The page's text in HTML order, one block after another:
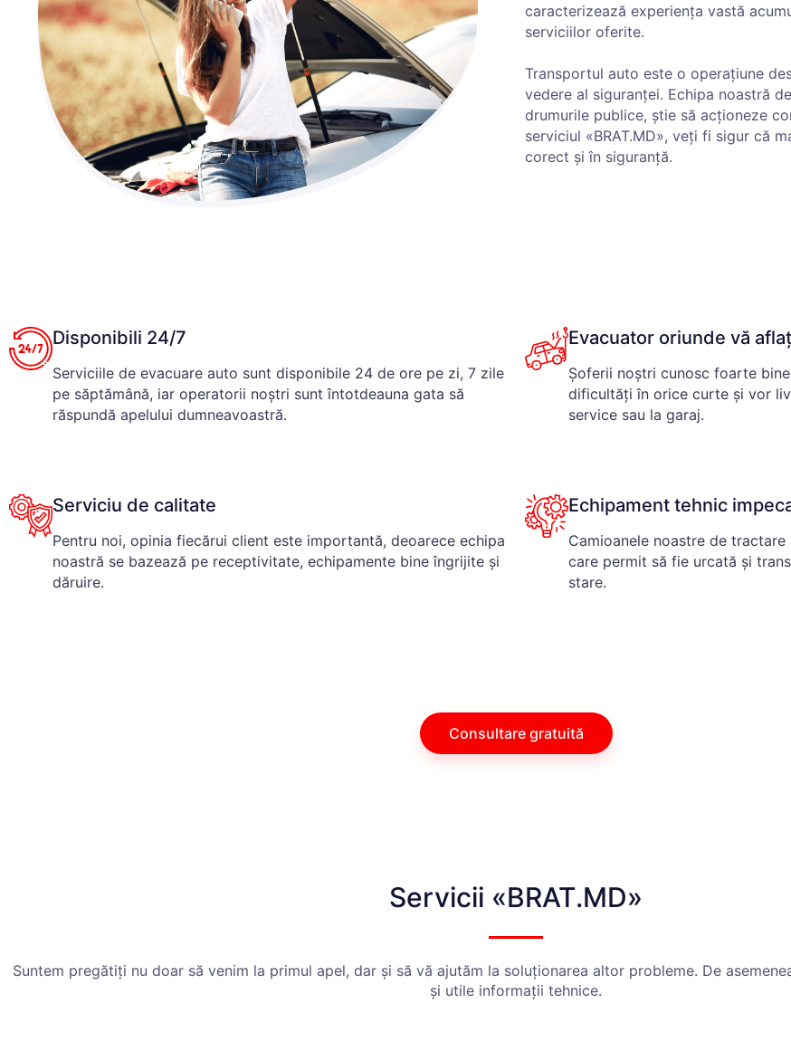
caracterizează experiența vastă
serviciilor oferite.
Transportul auto este o operațiune
vedere al siguranței. Echipa noastră
drumurile publice, știe să acționeze
serviciul «BRAT.MD», veți fi sigur că
corect și în siguranță.
Disponibili 24/7
Serviciile de evacuare auto sunt disponibile 24 de ore pe zi, 7 zile
pe săptămână, iar operatorii noștri sunt întotdeauna gata să
răspundă apelului dumneavoastră.
Evacuator oriunde vă
Șoferii noștri cunosc foarte
dificultăți în orice curte și vor
service sau la garaj.
Serviciu de calitate
Pentru noi, opinia fiecărui client este importantă, deoarece echipa
noastră se bazează pe receptivitate, echipamente bine îngrijite și
dăruire.
Echipament tehnic
Camioanele noastre de
care permit să fie urcată și
stare.
Consultare gratuită
Servicii «BRAT.MD»
Suntem pregătiți nu doar să venim la primul apel, dar și să vă ajutăm la soluționarea altor probleme. De
și utile informații tehnice.